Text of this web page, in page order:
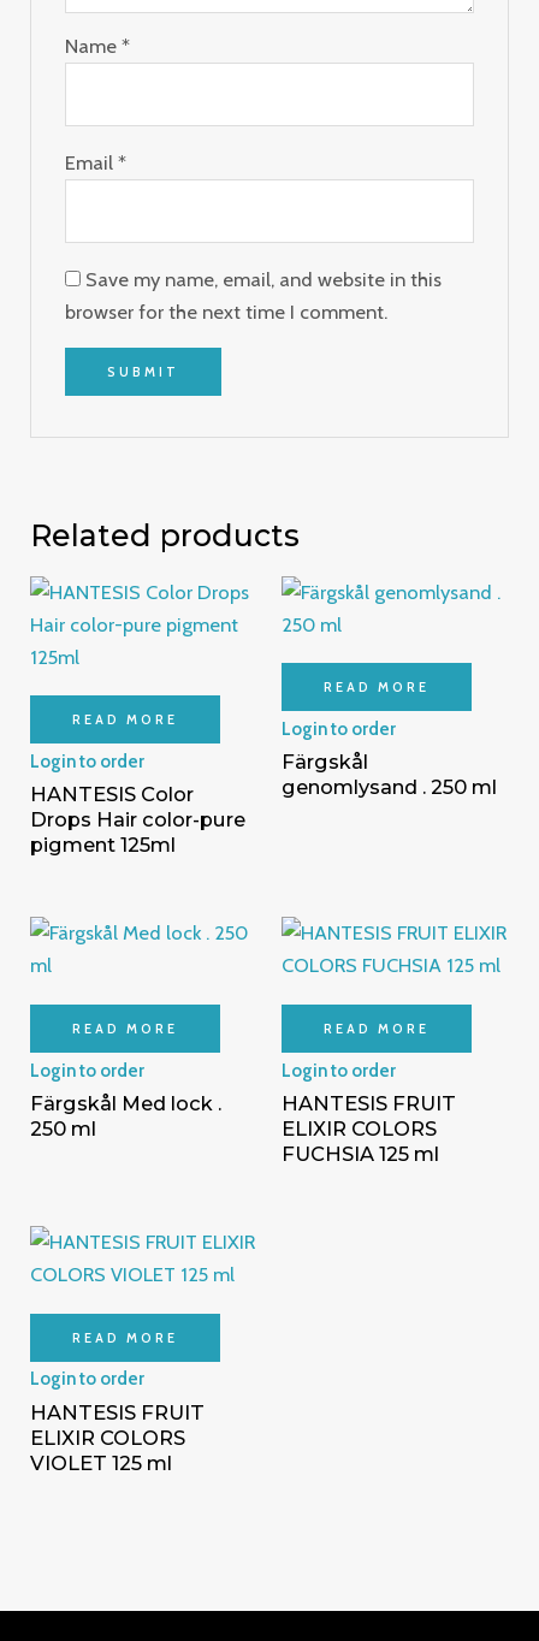
Name *
Email *
Save my name, email, and website in this
browser for the next time I comment.
Related products
READ MORE
Login to order
HANTESIS Color
Drops Hair color-pure
pigment 125ml
READ MORE
Login to order
Färgskål
genomlysand . 250 ml
READ MORE
Login to order
Färgskål Med lock .
250 ml
READ MORE
Login to order
HANTESIS FRUIT
ELIXIR COLORS
FUCHSIA 125 ml
READ MORE
Login to order
HANTESIS FRUIT
ELIXIR COLORS
VIOLET 125 ml